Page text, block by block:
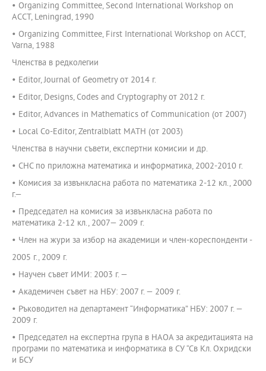
• Organizing Committee, Second International Workshop on
ACCT, Leningrad, 1990
• Organizing Committee, First International Workshop on ACCT,
Varna, 1988
Членства в редколегии
• Editor, Journal of Geometry от 2014 г.
• Editor, Designs, Codes and Cryptography от 2012 г.
• Editor, Advances in Mathematics of Communication (от 2007)
• Local Co-Editor, Zentralblatt MATH (от 2003)
Членства в научни съвети, експертни комисии и др.
• СНС по приложна математика и информатика, 2002-2010 г.
• Комисия за извънкласна работа по математика 2-12 кл., 2000
г.—
• Председател на комисия за извънкласна работа по
математика 2-12 кл., 2007— 2009 г.
• Член на жури за избор на академици и член-кореспонденти -
2005 г., 2009 г.
• Научен съвет ИМИ: 2003 г. —
• Академичен съвет на НБУ: 2007 г. — 2009 г.
• Ръководител на департамент “Информатика” НБУ: 2007 г. —
2009 г.
• Председател на експертна група в НАОА за акредитацията на
програми по математика и информатика в СУ “Св Кл. Охридски
и БСУ